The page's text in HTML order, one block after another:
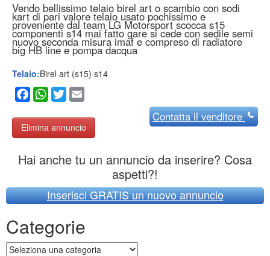
Vendo bellissimo telaio birel art o scambio con sodi
kart di pari valore telaio usato pochissimo e
proveniente dal team LG Motorsport scocca s15
componenti s14 mai fatto gare si cede con sedile semi
nuovo seconda misura imaf e compreso di radiatore
big HB line e pompa dacqua
Telaio:Birel art (s15) s14
Facebook
WhatsApp
Twitter
Elimina annuncio
Contattail venditore
Hai anche tu un annuncio da inserire? Cosa
aspetti?!
Inserisci GRATIS un nuovo annuncio
Categorie
Categorie